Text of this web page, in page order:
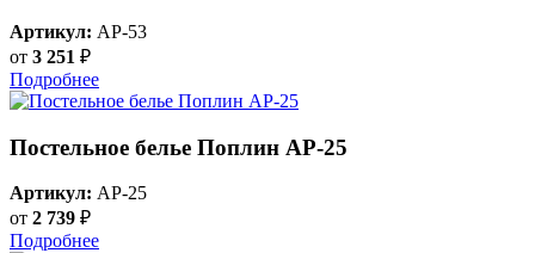
Артикул: AP-53
от 3 251 ₽
Подробнее
Постельное белье Поплин AP-25
Артикул: AP-25
от 2 739 ₽
Подробнее